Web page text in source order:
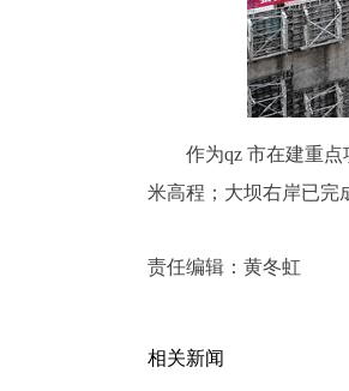
作为qz 市在建重
米高程；大坝右岸已完
责任编辑： 黄冬虹
相关新闻